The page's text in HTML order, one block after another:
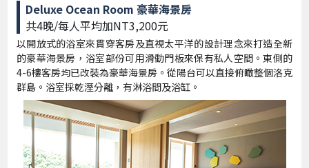
Deluxe Ocean Room 豪華海景房
共4晚/每人平均加NT3,200元
以開放式的浴室來貫穿客房及直視太平洋的設計理念來打造全新
的豪華海景房，浴室部份可用滑動門板來保有私人空間。東側的
4-6樓客房均已改裝為豪華海景房。從陽台可以直接俯瞰整個洛克
群島。浴室採乾溼分離，有淋浴間及浴缸。